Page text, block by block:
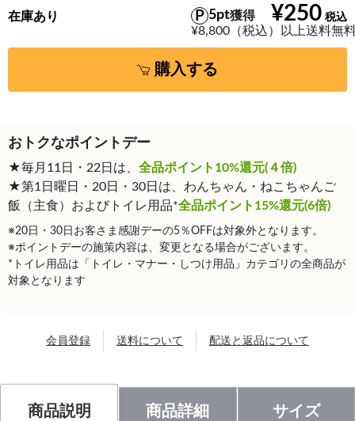
¥250
5pt獲得
¥8,800（税込）以上送料無
在庫あり
購入する
おトクなポイントデー
★毎月11日・22日は、 全品ポイント10%還元(４倍)
★第1日曜日・20日・30日は、わんちゃん・ねこちゃんご
飯（主食）およびトイレ用品*全品ポイント15%還元(6倍)
※20日・30日お客さま感謝デーの5％OFFは対象外となります。
※ポイントデーの施策内容は、変更となる場合がございます。
*トイレ用品は「トイレ・マナー・しつけ用品」カテゴリの全商品が
対象となります
会員登録 送料について 配送と返品について
商品説明 商品詳細 サイズ